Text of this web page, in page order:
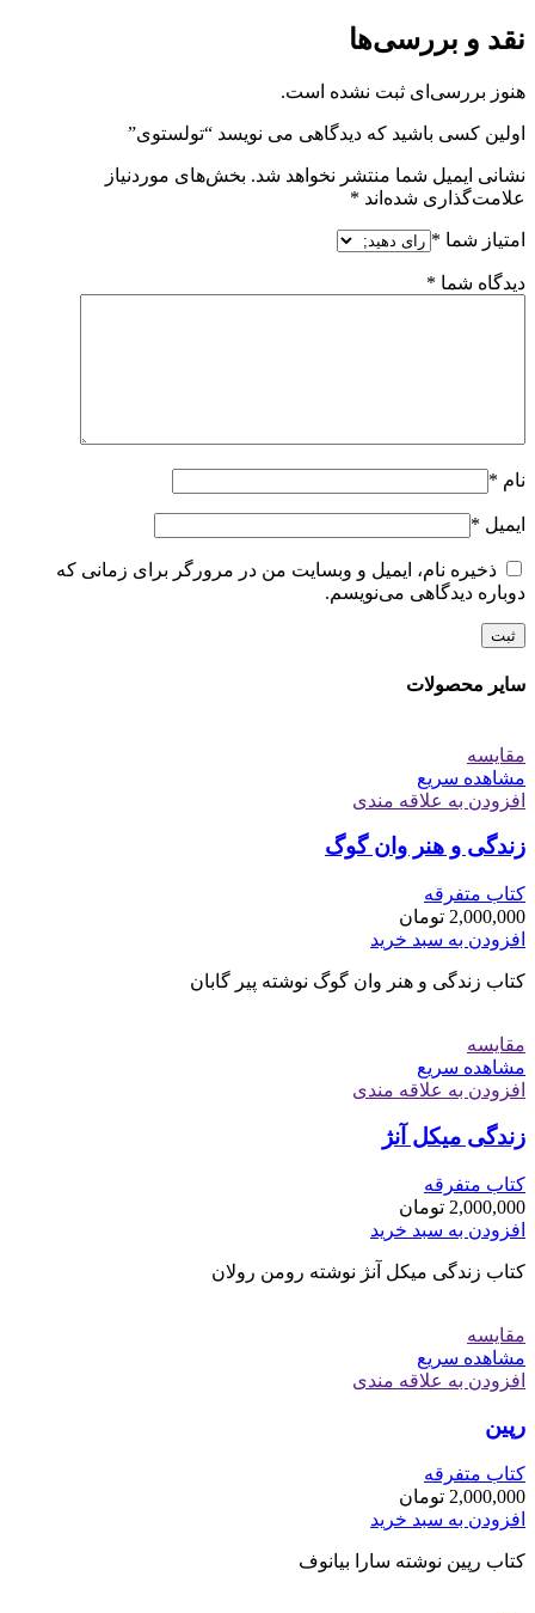
نقد و بررسی‌ها
هنوز بررسی‌ای ثبت نشده است.
اولین کسی باشید که دیدگاهی می نویسد “تولستوی”
نشانی ایمیل شما منتشر نخواهد شد. بخش‌های موردنیاز
علامت‌گذاری شده‌اند *
امتیاز شما *
دیدگاه شما *
نام *
ایمیل *
ذخیره نام، ایمیل و وبسایت من در مرورگر برای زمانی که
دوباره دیدگاهی می‌نویسم.
سایر محصولات
مقایسه
مشاهده سریع
افزودن به علاقه مندی
زندگی و هنر وان گوگ
کتاب متفرقه
2,000,000 تومان
افزودن به سبد خرید
کتاب زندگی و هنر وان گوگ نوشته پیر گابان
مقایسه
مشاهده سریع
افزودن به علاقه مندی
زندگی میکل آنژ
کتاب متفرقه
2,000,000 تومان
افزودن به سبد خرید
کتاب زندگی میکل آنژ نوشته رومن رولان
مقایسه
مشاهده سریع
افزودن به علاقه مندی
رپین
کتاب متفرقه
2,000,000 تومان
افزودن به سبد خرید
کتاب رپین نوشته سارا بیانوف